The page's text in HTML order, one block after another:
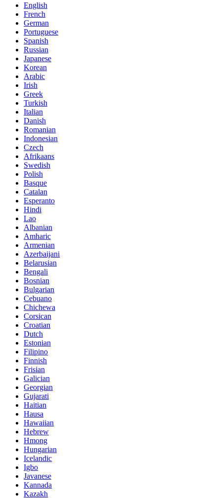
English
French
German
Portuguese
Spanish
Russian
Japanese
Korean
Arabic
Irish
Greek
Turkish
Italian
Danish
Romanian
Indonesian
Czech
Afrikaans
Swedish
Polish
Basque
Catalan
Esperanto
Hindi
Lao
Albanian
Amharic
Armenian
Azerbaijani
Belarusian
Bengali
Bosnian
Bulgarian
Cebuano
Chichewa
Corsican
Croatian
Dutch
Estonian
Filipino
Finnish
Frisian
Galician
Georgian
Gujarati
Haitian
Hausa
Hawaiian
Hebrew
Hmong
Hungarian
Icelandic
Igbo
Javanese
Kannada
Kazakh